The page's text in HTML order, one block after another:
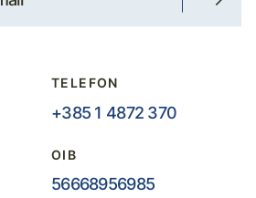
TELEFON
+385 1 4872 370
OIB
56668956985